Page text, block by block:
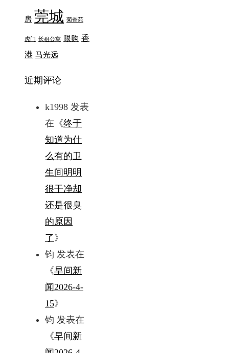
房 莞城 菊香苑
虎门 长租公寓 限购 香
港 马光远
近期评论
k1998 发表
在《终于
知道为什
么有的卫
生间明明
很干净却
还是很臭
的原因
了》
钧 发表在
《早间新
闻2026-4-
15》
钧 发表在
《早间新